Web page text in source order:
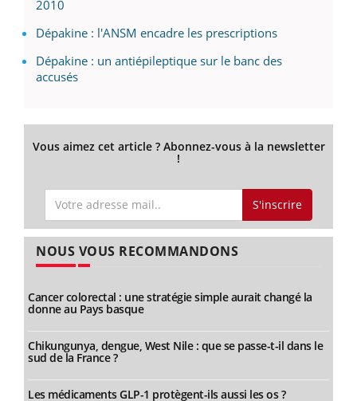
2010
Dépakine : l'ANSM encadre les prescriptions
Dépakine : un antiépileptique sur le banc des
accusés
Vous aimez cet article ? Abonnez-vous à la newsletter
!
S'inscrire
NOUS VOUS RECOMMANDONS
Cancer colorectal : une stratégie simple aurait changé la
donne au Pays basque
Chikungunya, dengue, West Nile : que se passe-t-il dans le
sud de la France ?
Les médicaments GLP-1 protègent-ils aussi les os ?